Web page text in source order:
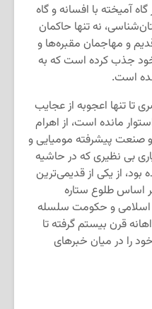
آمیخته با افسانه و گاه
شناسی، نه تنها حاکمان
و مهاجمان مقبرهها و
جذب کرده است که به
است.
تا تنها اعجوبه از عجایب
مانده است، از اهرام
و صنعت پیشرفته مومیایی و
بی نظیری که در حاشیه
از یکی از قدیمیترین
اساس طلوع ستاره
اسلامی و حکومت سلسله
قرن بیستم گرفته تا
را در میان خبرهای